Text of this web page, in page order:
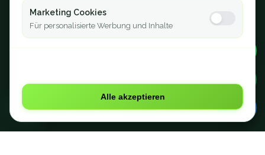
MPU Point. Alle Rechte vorbehalten.
Professionelle MPU-Vorbereitung seit 2016
💬
Marketing Cookies
Für personalisierte Werbung und Inhalte
Alle akzeptieren